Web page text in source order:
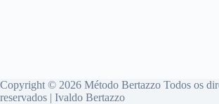
Copyright © 2026 Método Bertazzo Todos os
reservados | Ivaldo Bertazzo